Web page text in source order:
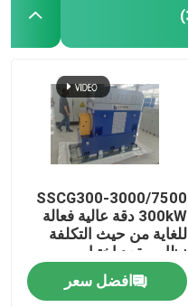
SSCG300-3000/7500
300kW دقة عالية فعالة
للغاية من حيث التكلفة
نظام مقعد اختبار
الدينامومتر الكهربائي
لاختبار أداء محرك EV
افضل سعر